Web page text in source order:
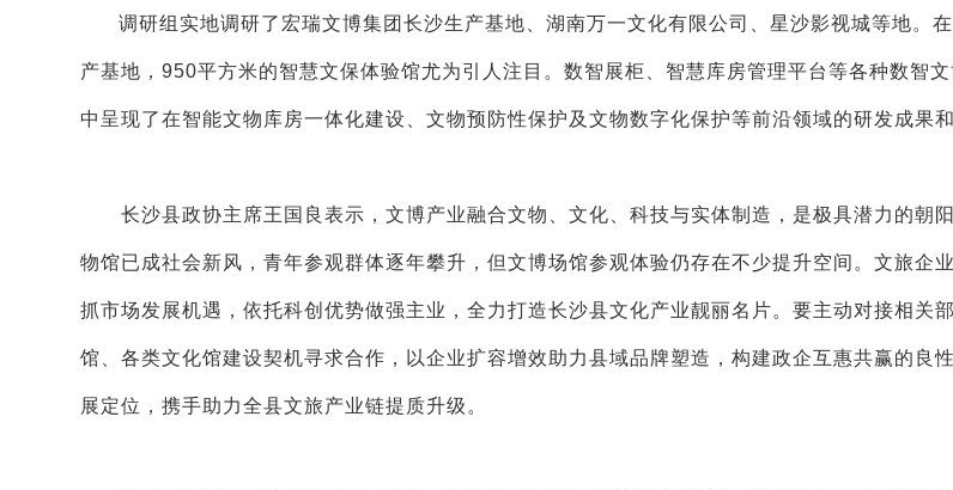
调研组实地调研了宏瑞文博集团长沙生产基地、湖南万一文化有限公司、星沙影视城等地。
产基地，950平方米的智慧文保体验馆尤为引人注目。数智展柜、智慧库房管理平台等各种数智
中呈现了在智能文物库房一体化建设、文物预防性保护及文物数字化保护等前沿领域的研发成果和
长沙县政协主席王国良表示，文博产业融合文物、文化、科技与实体制造，是极具潜力的朝
物馆已成社会新风，青年参观群体逐年攀升，但文博场馆参观体验仍存在不少提升空间。文旅企
抓市场发展机遇，依托科创优势做强主业，全力打造长沙县文化产业靓丽名片。要主动对接相关
馆、各类文化馆建设契机寻求合作，以企业扩容增效助力县域品牌塑造，构建政企互惠共赢的良
展定位，携手助力全县文旅产业链提质升级。